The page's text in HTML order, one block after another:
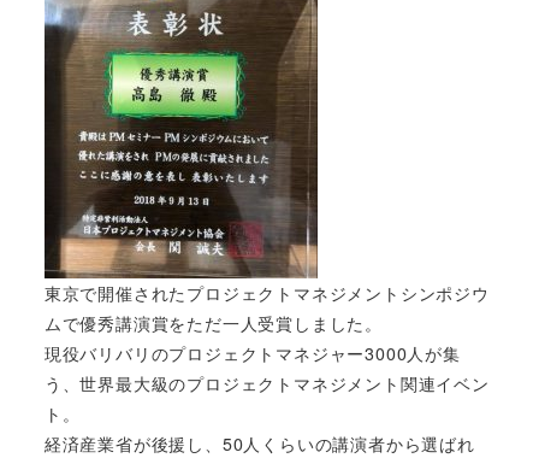
東京で開催されたプロジェクトマネジメントシンポジウ
ムで優秀講演賞をただ一人受賞しました。
現役バリバリのプロジェクトマネジャー3000人が集
う、世界最大級のプロジェクトマネジメント関連イベン
ト。
経済産業省が後援し、50人くらいの講演者から選ばれ